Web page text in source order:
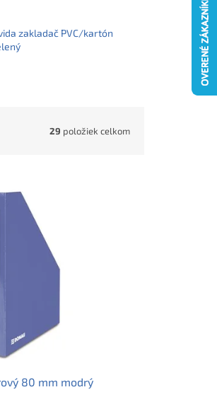
zakladač PVC/kartón
29 položiek celkom
80 mm modrý